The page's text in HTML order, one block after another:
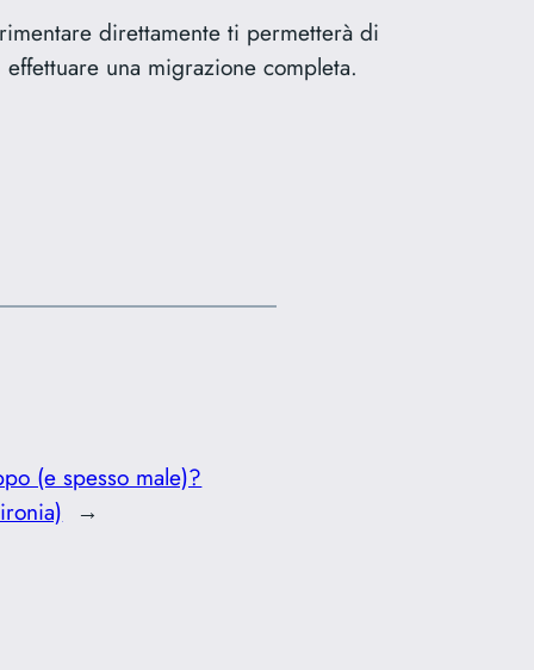
direttamente ti permetterà di
una migrazione completa.
(e spesso male)?
→